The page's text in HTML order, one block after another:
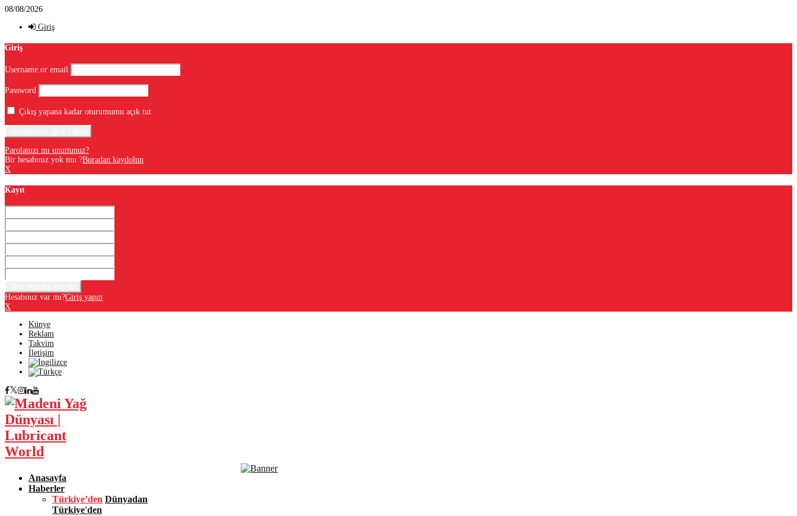
08/08/2026
Giriş
Giriş
Username or email
Password
Çıkış yapana kadar oturumumu açık tut
Parolanızı mı unuttunuz?
Bir hesabınız yok mu ?Buradan kaydolun
X
Kayıt
Hesabınız var mı?Giriş yapın
X
Künye
Reklam
Takvim
İletişim
Facebook
Twitter
Instagram
Linkedin
Youtube
Anasayfa
Haberler
Türkiye’den Dünyadan
Türkiye'den